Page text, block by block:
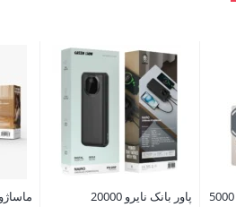
پاوربانک میلتون مگسیف 5000
پاور بانک نایرو 20000